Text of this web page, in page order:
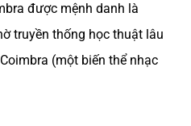
được mệnh danh là
truyền thống học thuật lâu
(một biến thể nhạc